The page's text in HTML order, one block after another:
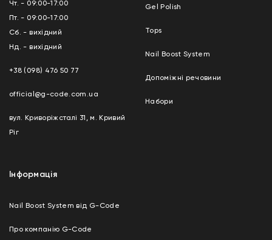
Чт. - 09:00-17:00
Пт. - 09:00-17:00
Сб. - вихідний
Нд. - вихідний
+38 (098) 476 50 77
official@g-code.com.ua
вул. Криворіжсталі 31, м. Кривий
Ріг
Gel Polish
Tops
Nail Boost System
Допоміжні речовини
Набори
Інформація
Nail Boost System від G-Code
Про компанію G-Code